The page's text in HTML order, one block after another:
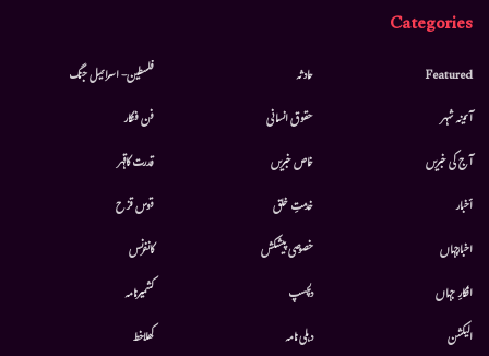
Categories
Featured
آئینہ شہر
آج کی خبریں
أخبار
اخبارجہاں
افکارِ جہاں
الیکشن
حادثہ
حقوق انسانی
خاص خبریں
خدمتِ خلق
خصوصی پیشکش
دلچسپ
دہلی نامہ
فلسطین- اسرائیل جنگ
فن فنکار
قدرت کاقہر
قوس قزح
کانفرنس
کشمیرنامہ
کھلاخط